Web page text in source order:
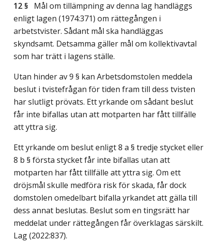
12 § Mål om tillämpning av denna lag handläggs
enligt lagen (1974:371) om rättegången i
arbetstvister. Sådant mål ska handläggas
skyndsamt. Detsamma gäller mål om kollektivavtal
som har trätt i lagens ställe.
Utan hinder av 9 § kan Arbetsdomstolen meddela
beslut i tvistefrågan för tiden fram till dess tvisten
har slutligt prövats. Ett yrkande om sådant beslut
får inte bifallas utan att motparten har fått tillfälle
att yttra sig.
Ett yrkande om beslut enligt 8 a § tredje stycket eller
8 b § första stycket får inte bifallas utan att
motparten har fått tillfälle att yttra sig. Om ett
dröjsmål skulle medföra risk för skada, får dock
domstolen omedelbart bifalla yrkandet att gälla till
dess annat beslutas. Beslut som en tingsrätt har
meddelat under rättegången får överklagas särskilt.
Lag (2022:837).